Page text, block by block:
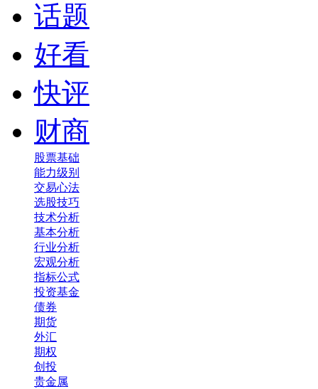
话题
好看
快评
财商
股票基础
能力级别
交易心法
选股技巧
技术分析
基本分析
行业分析
宏观分析
指标公式
投资基金
债券
期货
外汇
期权
创投
贵金属